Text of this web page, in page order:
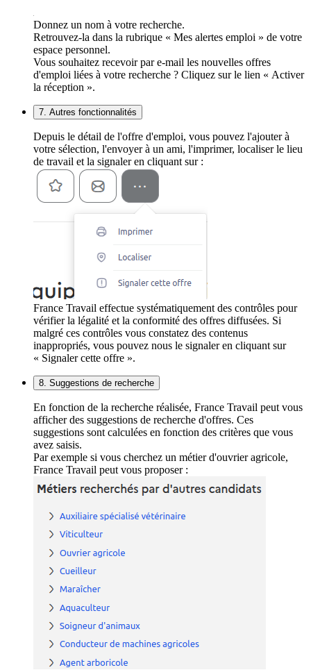
Donnez un nom à votre recherche.
Retrouvez-la dans la rubrique « Mes alertes emploi » de votre
espace personnel.
Vous souhaitez recevoir par e-mail les nouvelles offres
d'emploi liées à votre recherche ? Cliquez sur le lien « Activer
la réception ».
7. Autres fonctionnalités
Depuis le détail de l'offre d'emploi, vous pouvez l'ajouter à
votre sélection, l'envoyer à un ami, l'imprimer, localiser le lieu
de travail et la signaler en cliquant sur :
France Travail effectue systématiquement des contrôles pour
vérifier la légalité et la conformité des offres diffusées. Si
malgré ces contrôles vous constatez des contenus
inappropriés, vous pouvez nous le signaler en cliquant sur
« Signaler cette offre ».
8. Suggestions de recherche
En fonction de la recherche réalisée, France Travail peut vous
afficher des suggestions de recherche d'offres. Ces
suggestions sont calculées en fonction des critères que vous
avez saisis.
Par exemple si vous cherchez un métier d'ouvrier agricole,
France Travail peut vous proposer :